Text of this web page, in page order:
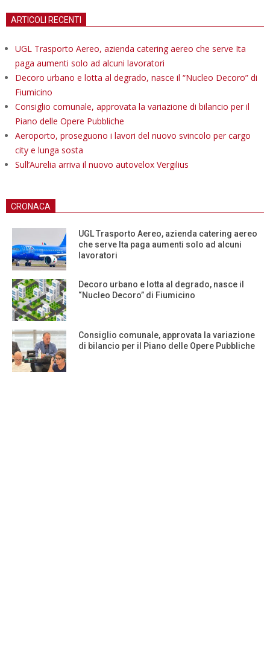
ARTICOLI RECENTI
UGL Trasporto Aereo, azienda catering aereo che serve Ita
paga aumenti solo ad alcuni lavoratori
Decoro urbano e lotta al degrado, nasce il “Nucleo Decoro” di
Fiumicino
Consiglio comunale, approvata la variazione di bilancio per il
Piano delle Opere Pubbliche
Aeroporto, proseguono i lavori del nuovo svincolo per cargo
city e lunga sosta
Sull’Aurelia arriva il nuovo autovelox Vergilius
CRONACA
UGL Trasporto Aereo, azienda catering aereo
che serve Ita paga aumenti solo ad alcuni
lavoratori
Decoro urbano e lotta al degrado, nasce il
“Nucleo Decoro” di Fiumicino
Consiglio comunale, approvata la variazione
di bilancio per il Piano delle Opere Pubbliche